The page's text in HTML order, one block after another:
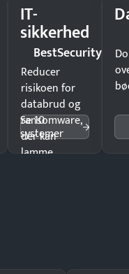
IT-
sikkerhed
BestSecurity
Reducer
risikoen for
databrud og
ransomware,
der kan
lamme
Se 10
systemer